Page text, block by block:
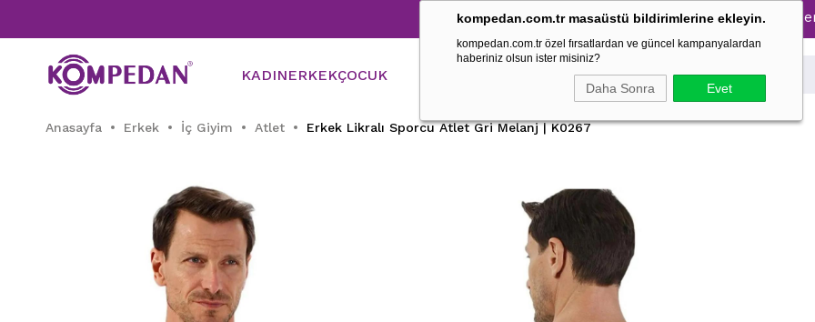
kompedan.com.tr masaüstü bildirimlerine ekleyin.
kompedan.com.tr özel fırsatlardan ve güncel kampanyalardan
haberiniz olsun ister misiniz?
Daha Sonra Evet
Tüm Pijama Takımlarında %30 İndirim → 1500 TL ve üzeri
KADINERKEKÇOCUK
Anasayfa Erkek İç Giyim Atlet Erkek Likralı Sporcu Atlet Gri Melanj | K0267